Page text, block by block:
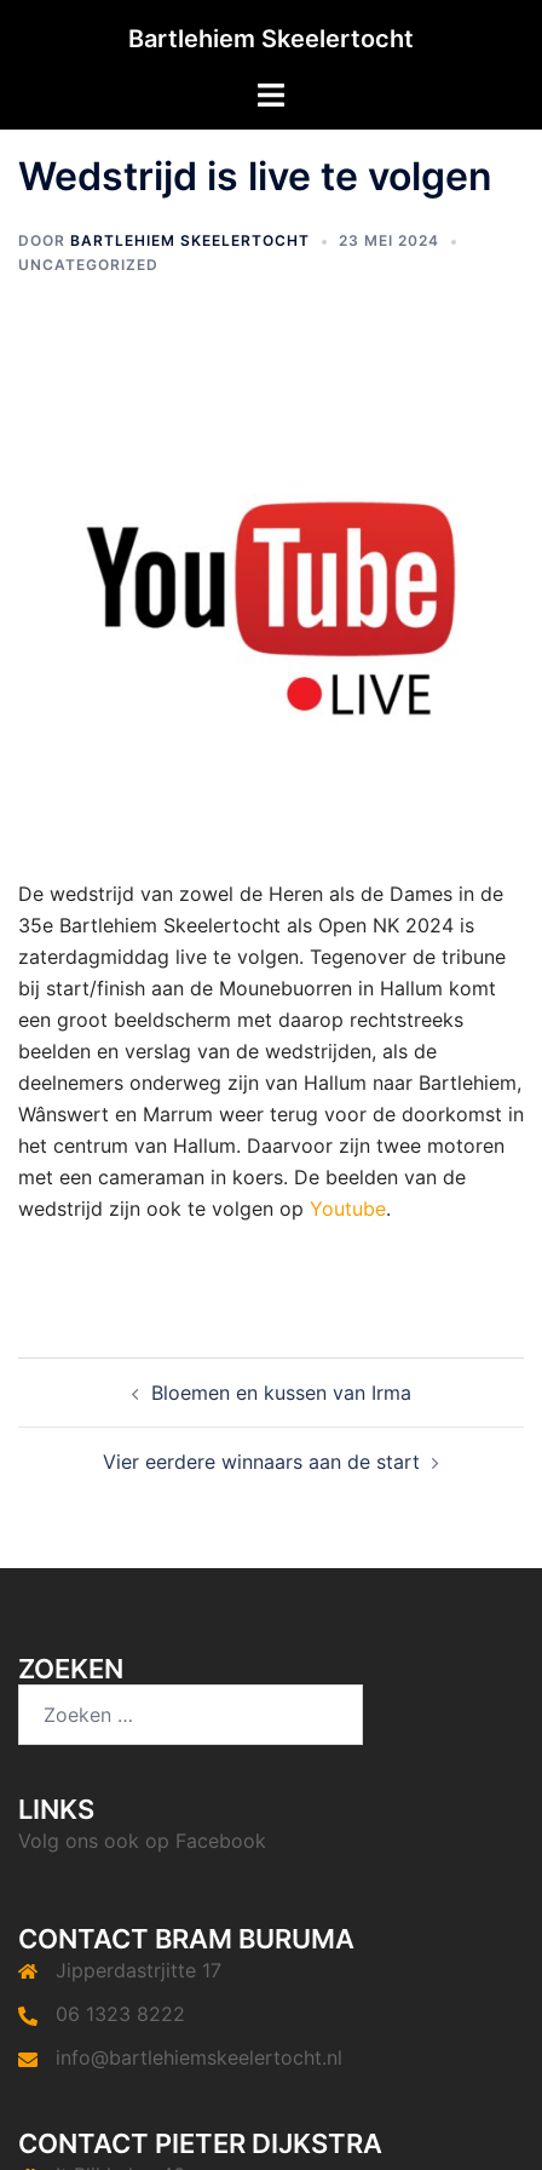
Bartlehiem Skeelertocht
Toggle
Wedstrijd is live te volgen
DOOR BARTLEHIEM SKEELERTOCHT
23 MEI 2024
UNCATEGORIZED
De wedstrijd van zowel de Heren als de Dames in de
35e Bartlehiem Skeelertocht als Open NK 2024 is
zaterdagmiddag live te volgen. Tegenover de tribune
bij start/finish aan de Mounebuorren in Hallum komt
een groot beeldscherm met daarop rechtstreeks
beelden en verslag van de wedstrijden, als de
deelnemers onderweg zijn van Hallum naar Bartlehiem,
Wânswert en Marrum weer terug voor de doorkomst in
het centrum van Hallum. Daarvoor zijn twee motoren
met een cameraman in koers. De beelden van de
wedstrijd zijn ook te volgen op Youtube.
navigatie Bloemen en kussen van Irma
Vier eerdere winnaars aan de start
ZOEKEN
LINKS
Volg ons ook op Facebook
CONTACT BRAM BURUMA
Jipperdastrjitte 17
06 1323 8222
info@bartlehiemskeelertocht.nl
CONTACT PIETER DIJKSTRA